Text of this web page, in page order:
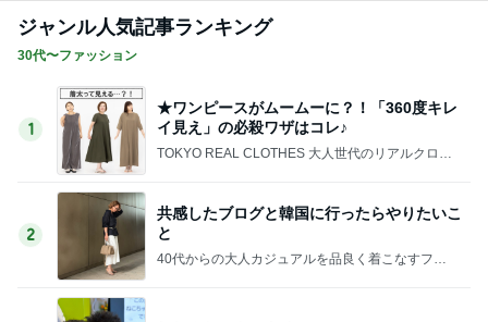
ジャンル人気記事ランキング
30代〜ファッション
1
★ワンピースがムームーに？！「360度キレ
イ見え」の必殺ワザはコレ♪
TOKYO REAL CLOTHES 大人世代のリアルクロー
2
共感したブログと韓国に行ったらやりたいこ
と
40代からの大人カジュアルを品良く着こなすファ